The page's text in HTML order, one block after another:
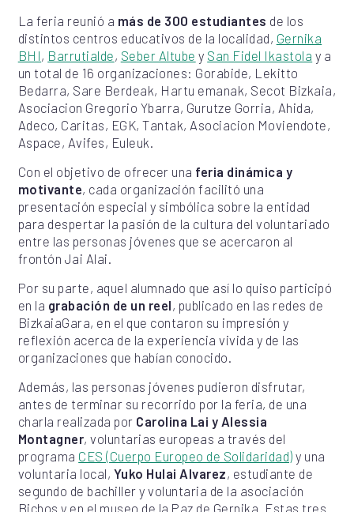
La feria reunió a más de 300 estudiantes de los
distintos centros educativos de la localidad, Gernika
BHI, Barrutialde, Seber Altube y San Fidel Ikastola y a
un total de 16 organizaciones: Gorabide, Lekitto
Bedarra, Sare Berdeak, Hartu emanak, Secot Bizkaia,
Asociacion Gregorio Ybarra, Gurutze Gorria, Ahida,
Adeco, Caritas, EGK, Tantak, Asociacion Moviendote,
Aspace, Avifes, Euleuk.
Con el objetivo de ofrecer una feria dinámica y
motivante, cada organización facilitó una
presentación especial y simbólica sobre la entidad
para despertar la pasión de la cultura del voluntariado
entre las personas jóvenes que se acercaron al
frontón Jai Alai.
Por su parte, aquel alumnado que así lo quiso participó
en la grabación de un reel, publicado en las redes de
BizkaiaGara, en el que contaron su impresión y
reflexión acerca de la experiencia vivida y de las
organizaciones que habían conocido.
Además, las personas jóvenes pudieron disfrutar,
antes de terminar su recorrido por la feria, de una
charla realizada por Carolina Lai y Alessia
Montagner, voluntarias europeas a través del
programa CES (Cuerpo Europeo de Solidaridad) y una
voluntaria local, Yuko Hulai Alvarez, estudiante de
segundo de bachiller y voluntaria de la asociación
Bichos y en el museo de la Paz de Gernika. Estas tres